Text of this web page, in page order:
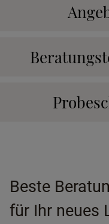
Beste
für Ihr neues